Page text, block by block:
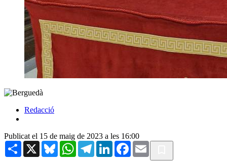
Redacció
Publicat el 15 de maig de 2023 a les 16:00
Share X BlueskyWhatsAppTelegramLinkedInFacebook
Email